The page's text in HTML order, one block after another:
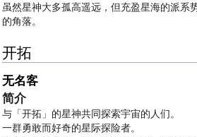
虽然星神大多孤高遥远，但充盈星海的派系
的角落。
开拓
无名客
简介
与「开拓」的星神共同探索宇宙的人们。
一群勇敢而好奇的星际探险者。